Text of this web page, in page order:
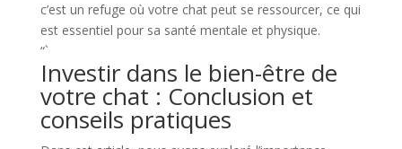
c’est un refuge où votre chat peut se ressourcer, ce qui
est essentiel pour sa santé mentale et physique.
“`
Investir dans le bien-être de
votre chat : Conclusion et
conseils pratiques